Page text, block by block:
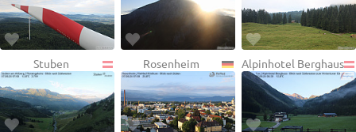
Stuben Rosenheim Alpinhotel Berghaus